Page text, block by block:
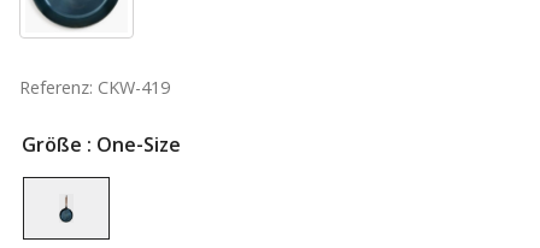
Referenz: CKW-419
Größe : One-Size